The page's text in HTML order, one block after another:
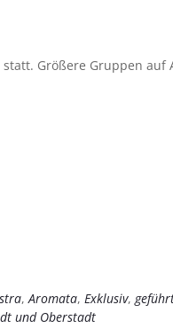
Größere Gruppen
, Aromata, Exklusiv,
und Oberstadt